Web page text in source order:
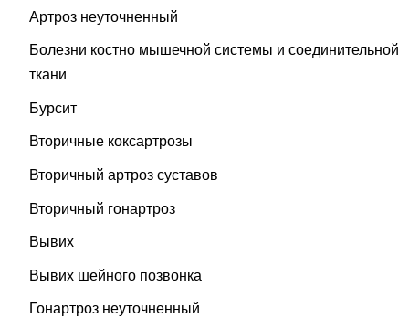
Артроз неуточненный
Болезни костно мышечной системы и соединительной
ткани
Бурсит
Вторичные коксартрозы
Вторичный артроз суставов
Вторичный гонартроз
Вывих
Вывих шейного позвонка
Гонартроз неуточненный